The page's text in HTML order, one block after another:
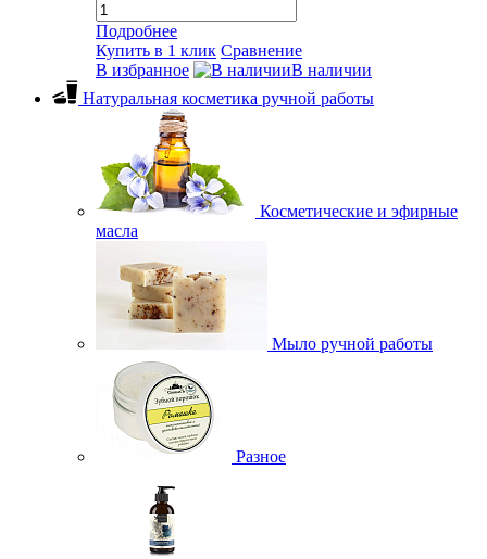
Подробнее
Купить в 1 клик Сравнение
В избранное
В наличии
Натуральная косметика ручной работы
Косметические и эфирные
масла
Мыло ручной работы
Разное